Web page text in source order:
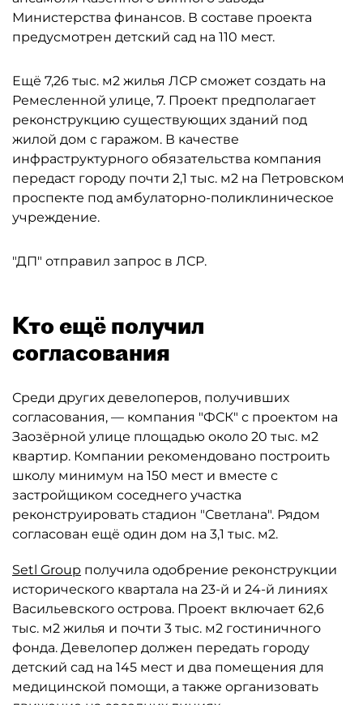
Министерства финансов. В составе проекта
предусмотрен детский сад на 110 мест.
Ещё 7,26 тыс. м2 жилья ЛСР сможет создать на
Ремесленной улице, 7. Проект предполагает
реконструкцию существующих зданий под
жилой дом с гаражом. В качестве
инфраструктурного обязательства компания
передаст городу почти 2,1 тыс. м2 на Петровском
проспекте под амбулаторно-поликлиническое
учреждение.
"ДП" отправил запрос в ЛСР.
Кто ещё получил
согласования
Среди других девелоперов, получивших
согласования, — компания "ФСК" с проектом на
Заозёрной улице площадью около 20 тыс. м2
квартир. Компании рекомендовано построить
школу минимум на 150 мест и вместе с
застройщиком соседнего участка
реконструировать стадион "Светлана". Рядом
согласован ещё один дом на 3,1 тыс. м2.
Setl Group получила одобрение реконструкции
исторического квартала на 23-й и 24-й линиях
Васильевского острова. Проект включает 62,6
тыс. м2 жилья и почти 3 тыс. м2 гостиничного
фонда. Девелопер должен передать городу
детский сад на 145 мест и два помещения для
медицинской помощи, а также организовать